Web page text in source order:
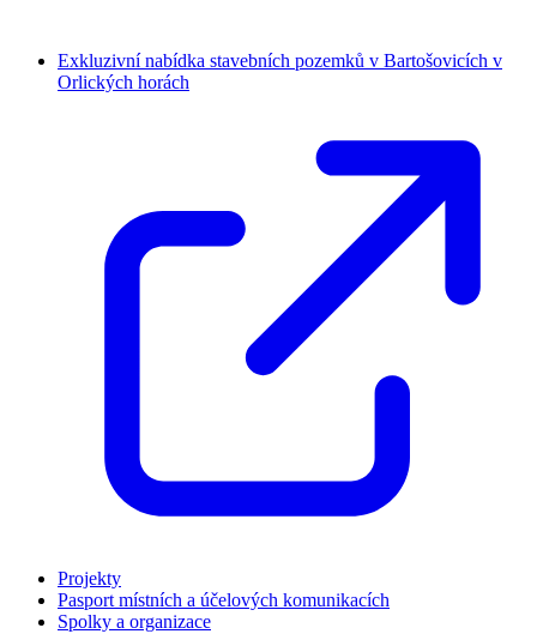
Exkluzivní nabídka stavebních pozemků v Bartošovicích v
Orlických horách
Projekty
Pasport místních a účelových komunikacích
Spolky a organizace